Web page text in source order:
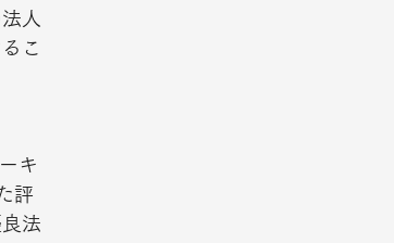
人
こ
キ
評
法